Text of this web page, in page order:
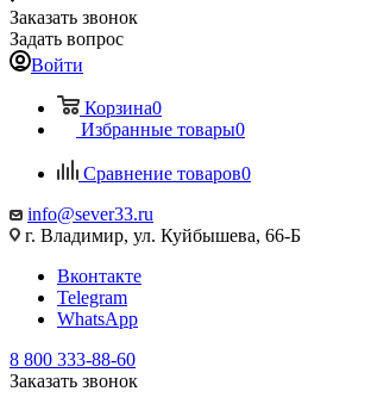
Заказать звонок
Задать вопрос
Войти
Корзина0
Избранные товары0
Сравнение товаров0
info@sever33.ru
г. Владимир, ул. Куйбышева, 66-Б
Вконтакте
Telegram
WhatsApp
8 800 333-88-60
Заказать звонок